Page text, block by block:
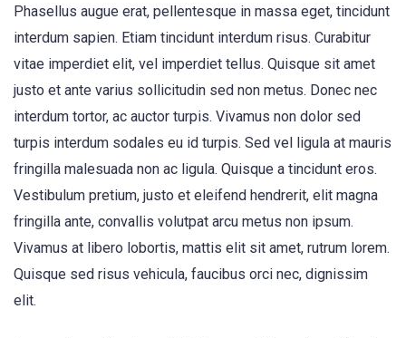
Phasellus augue erat, pellentesque in massa eget, tincidunt
interdum sapien. Etiam tincidunt interdum risus. Curabitur
vitae imperdiet elit, vel imperdiet tellus. Quisque sit amet
justo et ante varius sollicitudin sed non metus. Donec nec
interdum tortor, ac auctor turpis. Vivamus non dolor sed
turpis interdum sodales eu id turpis. Sed vel ligula at mauris
fringilla malesuada non ac ligula. Quisque a tincidunt eros.
Vestibulum pretium, justo et eleifend hendrerit, elit magna
fringilla ante, convallis volutpat arcu metus non ipsum.
Vivamus at libero lobortis, mattis elit sit amet, rutrum lorem.
Quisque sed risus vehicula, faucibus orci nec, dignissim
elit.